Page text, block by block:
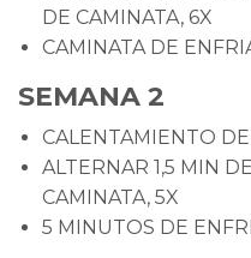
DE CAMINATA, 6X
CAMINATA DE
SEMANA 2
CALENTAMIENTO
ALTERNAR 1,5 MIN
CAMINATA, 5X
5 MINUTOS DE